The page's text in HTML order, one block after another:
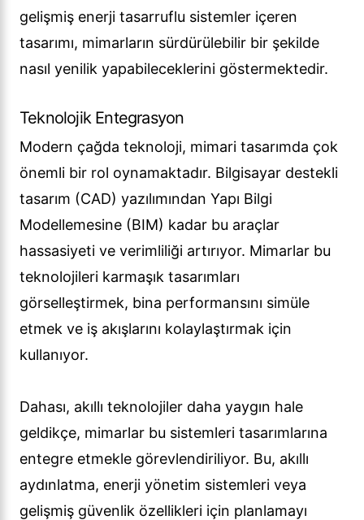
gelişmiş enerji tasarruflu sistemler içeren
tasarımı, mimarların sürdürülebilir bir şekilde
nasıl yenilik yapabileceklerini göstermektedir.
Teknolojik Entegrasyon
Modern çağda teknoloji, mimari tasarımda çok
önemli bir rol oynamaktadır. Bilgisayar destekli
tasarım (CAD) yazılımından Yapı Bilgi
Modellemesine (BIM) kadar bu araçlar
hassasiyeti ve verimliliği artırıyor. Mimarlar bu
teknolojileri karmaşık tasarımları
görselleştirmek, bina performansını simüle
etmek ve iş akışlarını kolaylaştırmak için
kullanıyor.
Dahası, akıllı teknolojiler daha yaygın hale
geldikçe, mimarlar bu sistemleri tasarımlarına
entegre etmekle görevlendiriliyor. Bu, akıllı
aydınlatma, enerji yönetim sistemleri veya
gelişmiş güvenlik özellikleri için planlamayı